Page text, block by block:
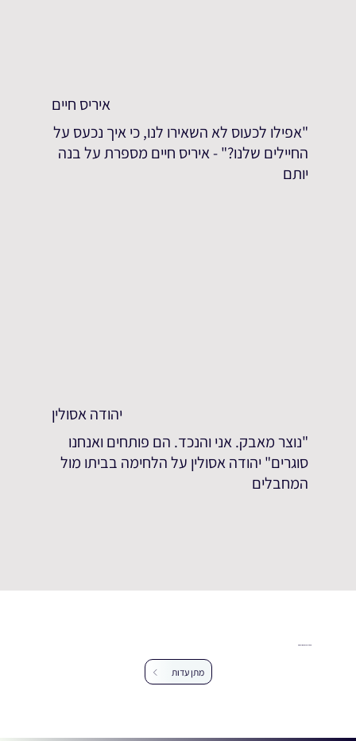
איריס חיים
"אפילו לכעוס לא השאירו לנו, כי איך נכעס על
החיילים שלנו?" - איריס חיים מספרת על בנה
יותם
יהודה אסולין
"נוצר מאבק. אני והנכד. הם פותחים ואנחנו
סוגרים" יהודה אסולין על הלחימה בביתו מול
המחבלים
מתן עדות